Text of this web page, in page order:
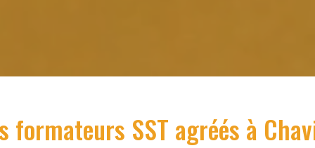
formateurs SST agréés à